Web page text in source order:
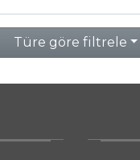
Türe göre filtrele